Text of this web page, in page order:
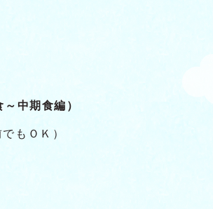
中期食編）
もＯＫ）